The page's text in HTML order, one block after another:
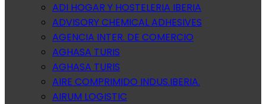
ADI HOGAR Y HOSTELERIA IBERIA
ADVISORY CHEMICAL ADHESIVES
AGENCIA INTER. DE COMERCIO
AGHASA TURIS
AGHASA TURIS
AIRE COMPRIMIDO INDUS.IBERIA.
AIRUM LOGISTIC